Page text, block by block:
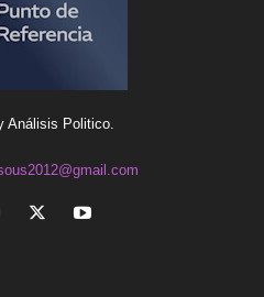
Análisis Politico.